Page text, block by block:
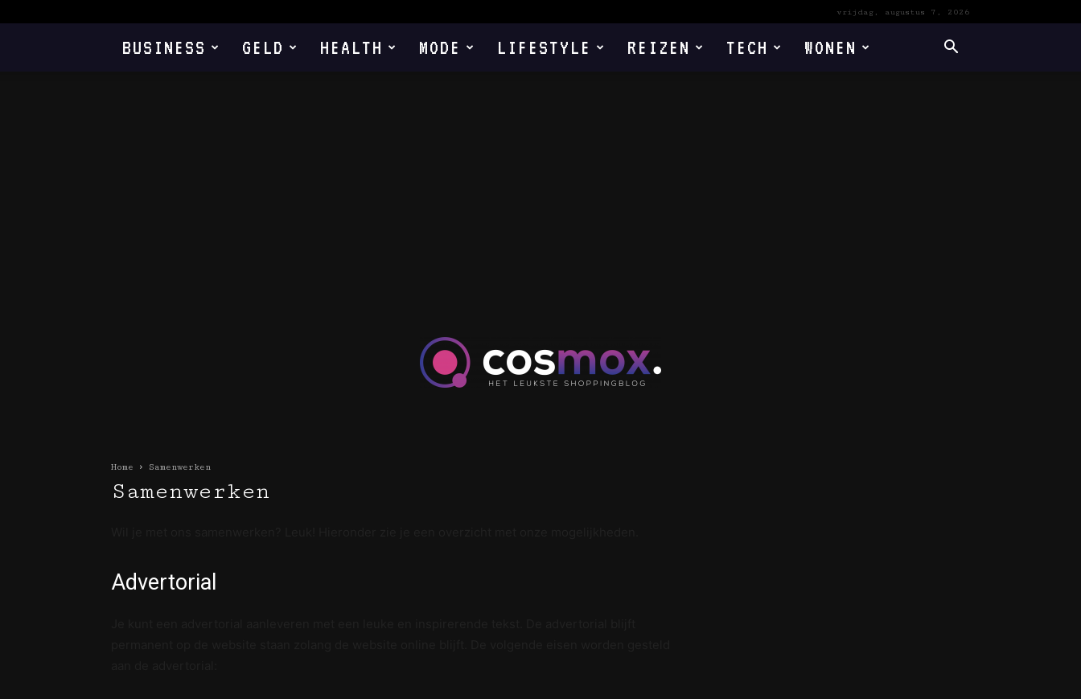
vrijdag, augustus 7, 2026
BUSINESS GELD HEALTH MODE LIFESTYLE REIZEN TECH WONEN
Home Samenwerken
Samenwerken
Advertorial